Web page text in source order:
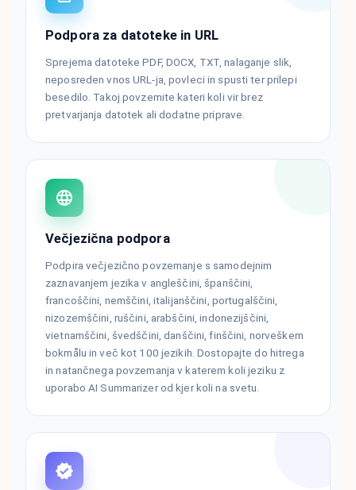
Podpora za datoteke in URL
Sprejema datoteke PDF, DOCX, TXT, nalaganje slik,
neposreden vnos URL-ja, povleci in spusti ter prilepi
besedilo. Takoj povzemite kateri koli vir brez
pretvarjanja datotek ali dodatne priprave.
Večjezična podpora
Podpira večjezično povzemanje s samodejnim
zaznavanjem jezika v angleščini, španščini,
francoščini, nemščini, italijanščini, portugalščini,
nizozemščini, ruščini, arabščini, indonezijščini,
vietnamščini, švedščini, danščini, finščini, norveškem
bokmålu in več kot 100 jezikih. Dostopajte do hitrega
in natančnega povzemanja v katerem koli jeziku z
uporabo AI Summarizer od kjer koli na svetu.